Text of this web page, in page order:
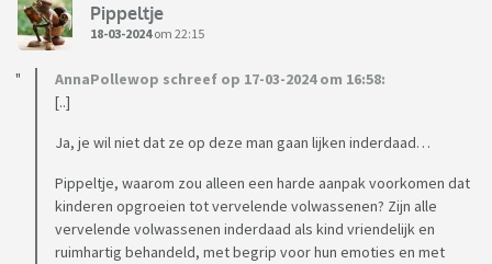
Pippeltje
18-03-2024om 22:15
AnnaPollewop schreef op 17-03-2024 om 16:58:
[..]
Ja, je wil niet dat ze op deze man gaan lijken inderdaad…
Pippeltje, waarom zou alleen een harde aanpak voorkomen dat
kinderen opgroeien tot vervelende volwassenen? Zijn alle
vervelende volwassenen inderdaad als kind vriendelijk en
ruimhartig behandeld, met begrip voor hun emoties en met